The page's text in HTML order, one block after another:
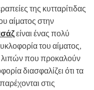
της κυτταρίτιδας
αίματος στην
είναι ένας πολύ
του αίματος,
που προκαλούν
διασφαλίζει ότι τα
στις